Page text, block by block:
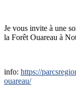
Je vous invite à une
la Forêt Ouareau à
info: https://
ouareau/